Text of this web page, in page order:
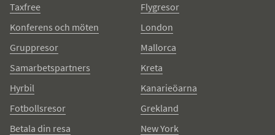
Taxfree
Konferens och möten
Gruppresor
Samarbetspartners
Hyrbil
Fotbollsresor
Betala din resa
Flygresor
London
Mallorca
Kreta
Kanarieöarna
Grekland
New York